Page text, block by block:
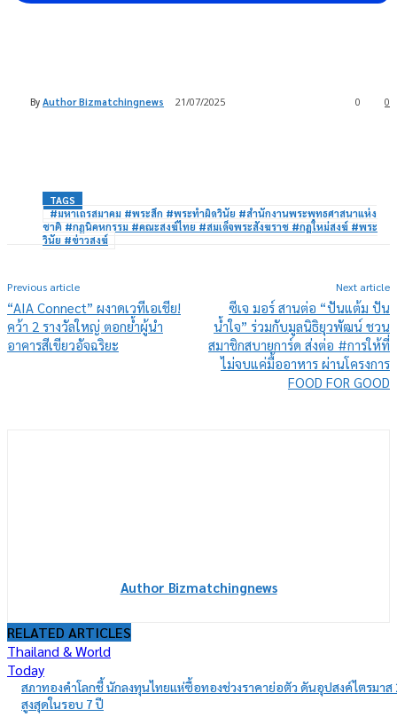
By Author Bizmatchingnews 21/07/2025 0
0
TAGS
#มหาเถรสมาคม #พระสึก #พระทำผิดวินัย #สำนักงานพระพุทธศาสนาแห่ง
ชาติ #กฎนิคหกรรม #คณะสงฆ์ไทย #สมเด็จพระสังฆราช #กฎใหม่สงฆ์ #พระ
วินัย #ข่าวสงฆ์
Previous article
“AIA Connect” ผงาดเวทีเอเชีย!
คว้า 2 รางวัลใหญ่ ตอกย้ำผู้นำ
อาคารสีเขียวอัจฉริยะ
Next article
ซีเจ มอร์ สานต่อ “ปันแต้ม ปัน
น้ำใจ” ร่วมกับมูลนิธิยุวพัฒน์ ชวน
สมาชิกสบายการ์ด ส่งต่อ #การให้ที่
ไม่จบแค่มื้ออาหาร ผ่านโครงการ
FOOD FOR GOOD
Author Bizmatchingnews
RELATED ARTICLES
Thailand & World
Today
สภาทองคำโลกชี้ นักลงทุนไทยแห่ซื้อทองช่วงราคาย่อตัว ดันอุปสงค์ไตรมาส
สูงสุดในรอบ 7 ปี